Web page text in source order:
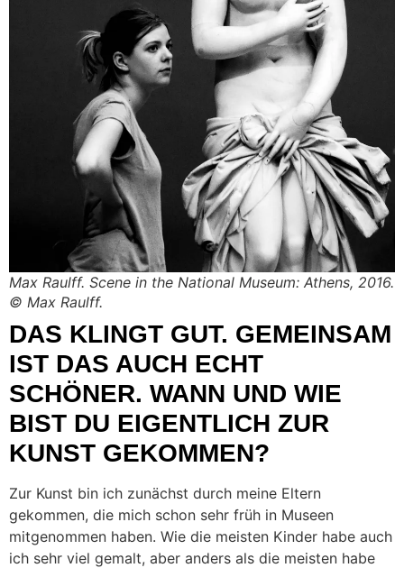
Max Raulff. Scene in the National Museum: Athens, 2016.
© Max Raulff.
DAS KLINGT GUT. GEMEINSAM
IST DAS AUCH ECHT
SCHÖNER. WANN UND WIE
BIST DU EIGENTLICH ZUR
KUNST GEKOMMEN?
Zur Kunst bin ich zunächst durch meine Eltern
gekommen, die mich schon sehr früh in Museen
mitgenommen haben. Wie die meisten Kinder habe auch
ich sehr viel gemalt, aber anders als die meisten habe